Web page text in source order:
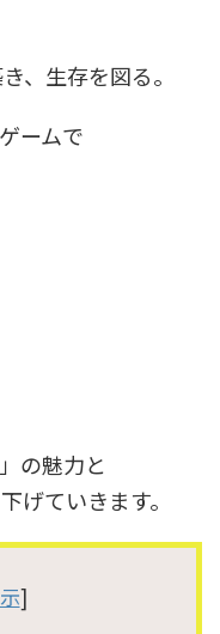
、生存を図る。
ームで
の魅力と
げていきます。
]